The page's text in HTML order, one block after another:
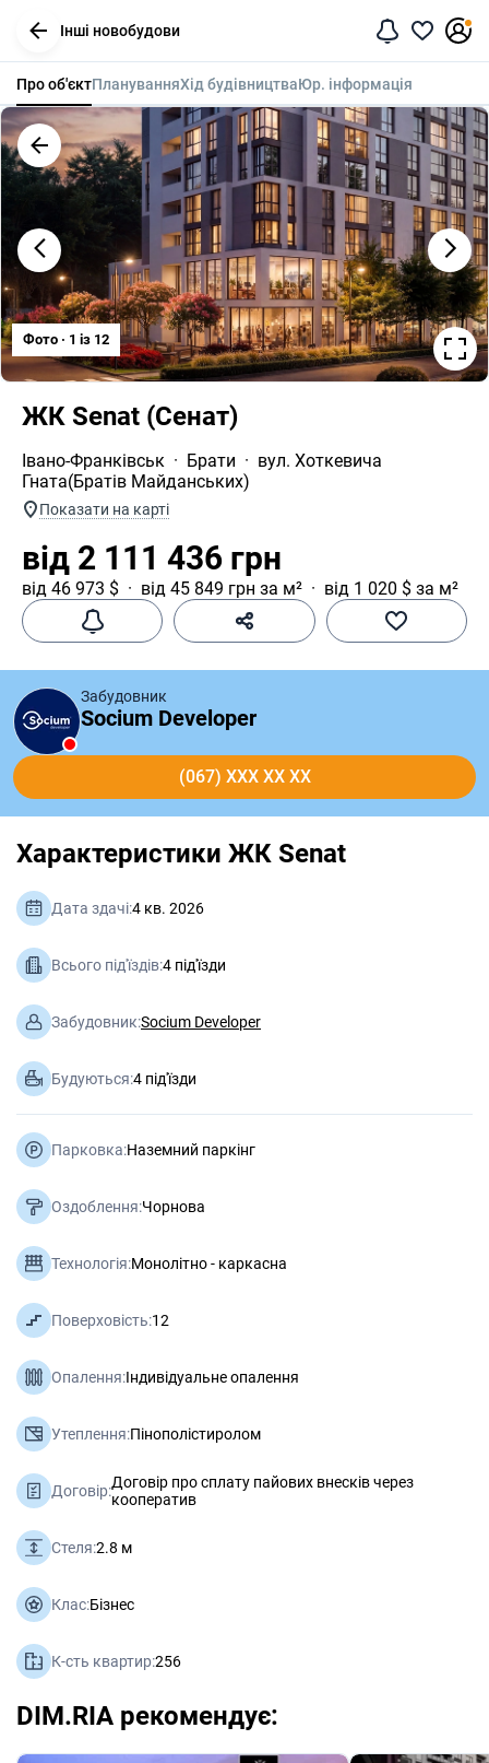
Інші новобудови
Про об'єктПлануванняХід будівництваЮр. інформація
Фото · 1 iз 12
ЖК Senat (Сенат)
Івано-Франківськ Брати
вул. Хоткевича
Гната(Братів Майданських)
Показати на карті
від 2 111 436 грн
від 46 973 $ від 45 849 грн за м² від 1 020 $ за м²
Забудовник
Socium Developer
(067) XXX XX XX
Характеристики ЖК Senat
Дата здачі:4 кв. 2026
Всього під'їздів:4 під'їзди
Забудовник:Socium Developer
Будуються:4 під'їзди
Парковка:Наземний паркінг
Оздоблення:Чорнова
Технологія:Монолітно - каркасна
Поверховість:12
Опалення:Індивідуальне опалення
Утеплення:Пінополістиролом
Договір:Договір про сплату пайових внесків через
кооператив
Стеля:2.8 м
Клас:Бізнес
К-сть квартир:256
DIM.RIA рекомендує: